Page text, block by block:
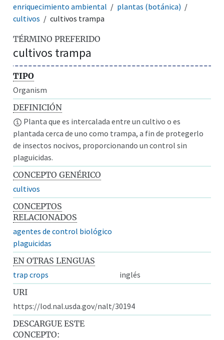
enriquecimiento ambiental
plantas (botánica)
cultivos
cultivos trampa
TÉRMINO PREFERIDO
cultivos trampa
TIPO
Organism
DEFINICIÓN
Planta que es intercalada entre un cultivo o es
plantada cerca de uno como trampa, a fin de protegerlo
de insectos nocivos, proporcionando un control sin
plaguicidas.
CONCEPTO GENÉRICO
cultivos
CONCEPTOS
RELACIONADOS
agentes de control biológico
plaguicidas
EN OTRAS LENGUAS
trap crops
inglés
URI
https://lod.nal.usda.gov/nalt/30194
DESCARGUE ESTE
CONCEPTO: